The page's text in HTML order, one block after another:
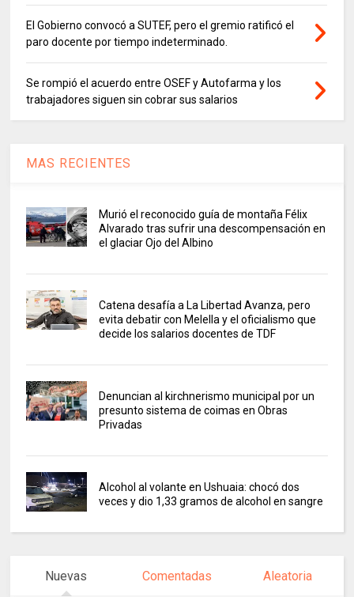
El Gobierno convocó a SUTEF, pero el gremio ratificó el
paro docente por tiempo indeterminado.
Se rompió el acuerdo entre OSEF y Autofarma y los
trabajadores siguen sin cobrar sus salarios
MAS RECIENTES
Murió el reconocido guía de montaña Félix
Alvarado tras sufrir una descompensación en
el glaciar Ojo del Albino
Catena desafía a La Libertad Avanza, pero
evita debatir con Melella y el oficialismo que
decide los salarios docentes de TDF
Denuncian al kirchnerismo municipal por un
presunto sistema de coimas en Obras
Privadas
Alcohol al volante en Ushuaia: chocó dos
veces y dio 1,33 gramos de alcohol en sangre
Nuevas Comentadas Aleatoria